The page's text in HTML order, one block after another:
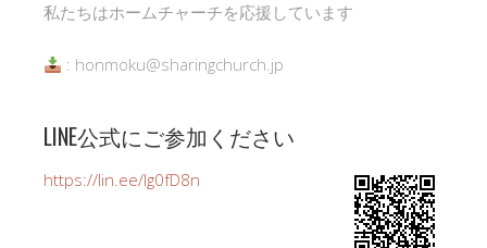
私たちはホームチャーチを応援しています
: honmoku@sharingchurch.jp
LINE公式にご参加ください
https://lin.ee/Ig0fD8n